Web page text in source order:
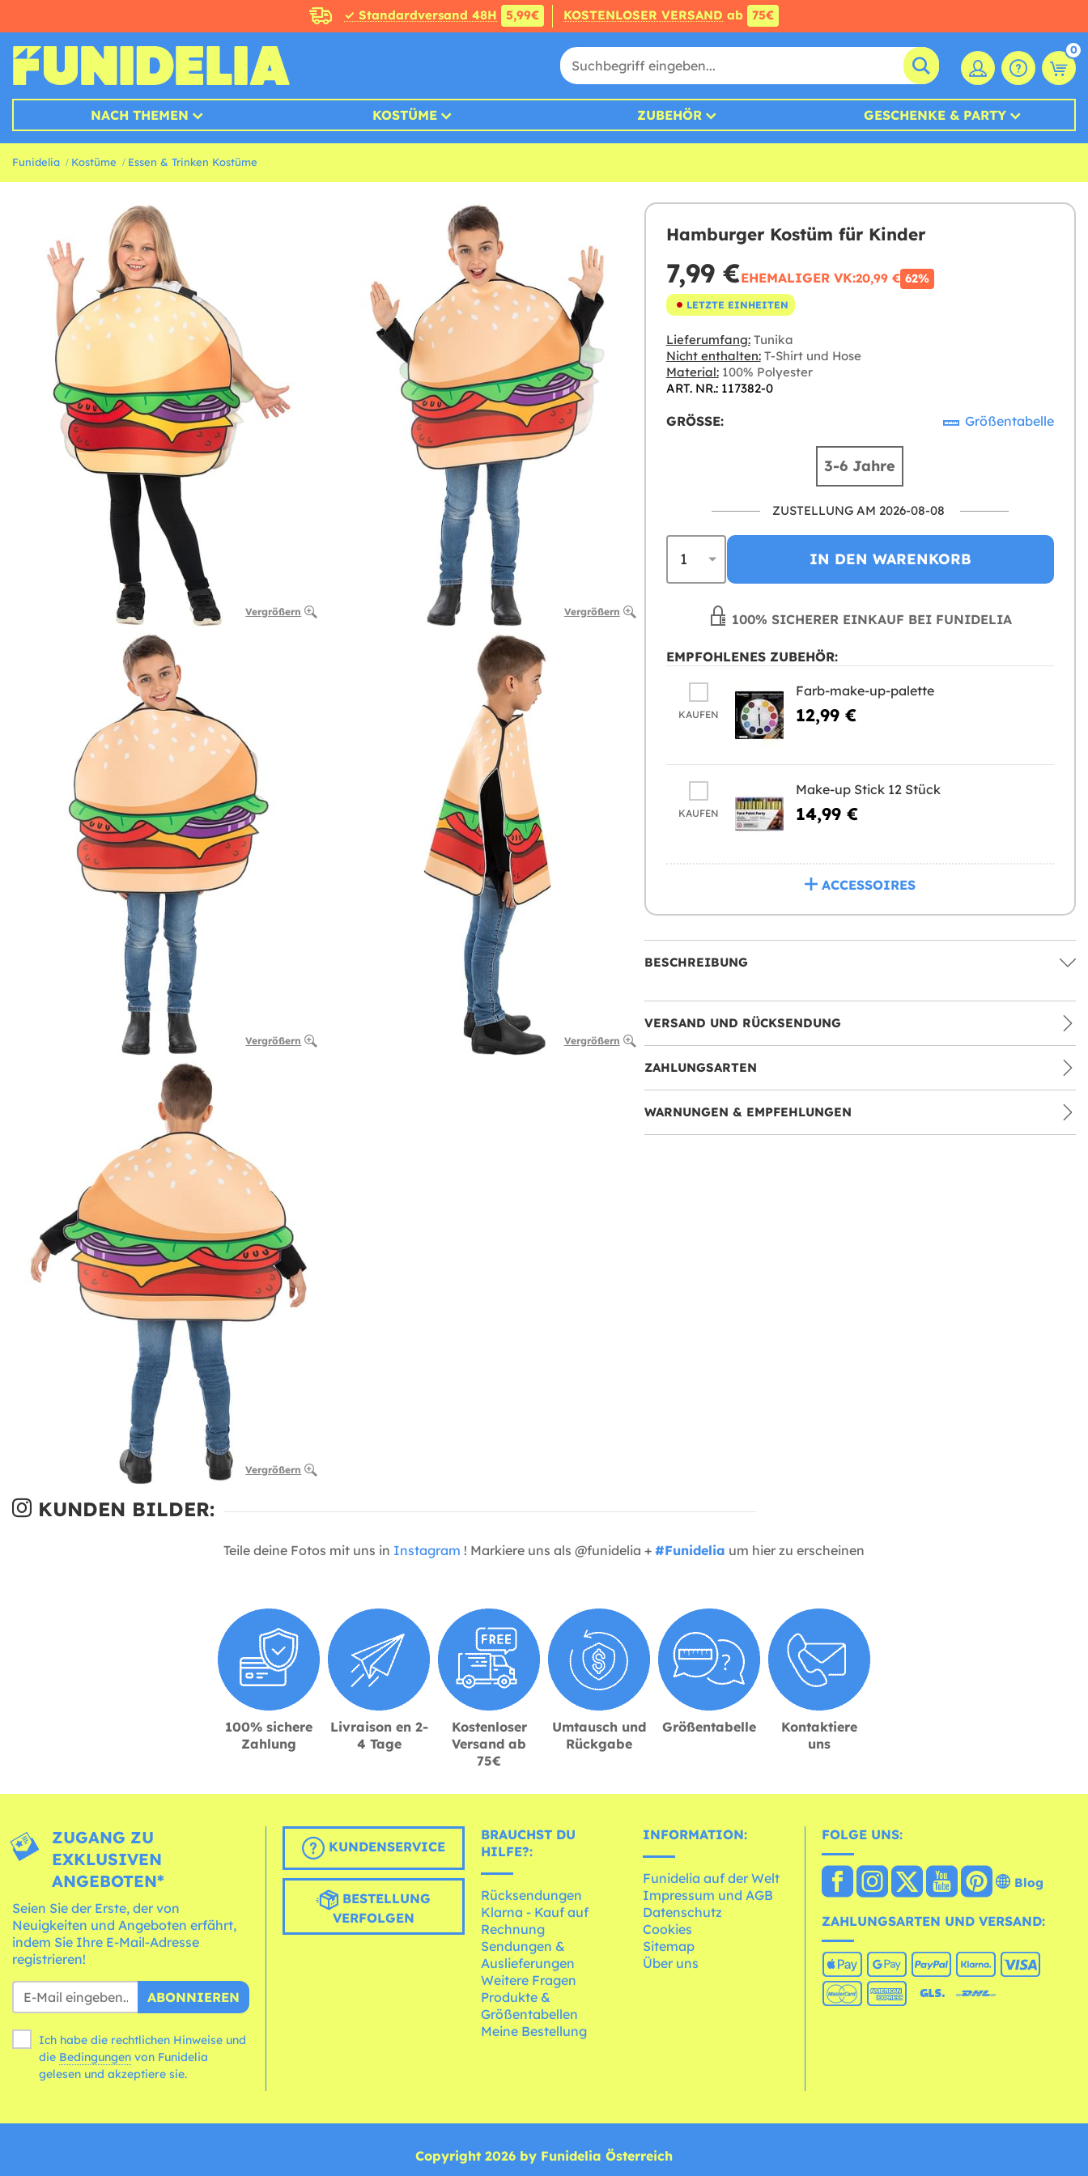
✓ Standardversand 48H 5,99€ KOSTENLOSER VERSAND ab 75€
0
NACH THEMEN KOSTÜME ZUBEHÖR GESCHENKE & PARTY
Funidelia Kostüme Essen & Trinken Kostüme
Vergrößern Vergrößern
Vergrößern Vergrößern
Vergrößern
Hamburger Kostüm für Kinder
7,99 €EHEMALIGER VK:20,99 € 62%
LETZTE EINHEITEN
Lieferumfang:Tunika
Nicht enthalten:T-Shirt und Hose
Material:100% Polyester
ART. NR.: 117382-0
GRÖSSE: Größentabelle
3-6 Jahre
ZUSTELLUNG AM 2026-08-08
IN DEN WARENKORB
100% SICHERER EINKAUF BEI FUNIDELIA
EMPFOHLENES ZUBEHÖR:
KAUFEN
Farb-make-up-palette
12,99 €
KAUFEN
Make-up Stick 12 Stück
14,99 €
ACCESSOIRES
BESCHREIBUNG
VERSAND UND RÜCKSENDUNG
ZAHLUNGSARTEN
WARNUNGEN & EMPFEHLUNGEN
KUNDEN BILDER:
Teile deine Fotos mit uns in Instagram ! Markiere uns als @funidelia + #Funidelia um hier zu erscheinen
100% sichere
Zahlung
Livraison en 2-
4 Tage
Kostenloser
Versand ab
75€
Umtausch und
Rückgabe
Größentabelle
Kontaktiere
uns
ZUGANG ZU
EXKLUSIVEN
ANGEBOTEN*
Seien Sie der Erste, der von
Neuigkeiten und Angeboten erfährt,
indem Sie Ihre E-Mail-Adresse
registrieren!
ABONNIEREN
Ich habe die rechtlichen Hinweise und
die Bedingungen
gelesen und akzeptiere sie.
KUNDENSERVICE
BESTELLUNG
VERFOLGEN
BRAUCHST DU
HILFE?:
Rücksendungen
Klarna - Kauf auf
Rechnung
Sendungen &
Auslieferungen
Weitere Fragen
Produkte &
Größentabellen
Meine Bestellung
INFORMATION:
Funidelia auf der Welt
Impressum und AGB
Datenschutz
Cookies
Sitemap
Über uns
FOLGE UNS:
Blog
ZAHLUNGSARTEN UND VERSAND:
Copyright 2026 by Funidelia Österreich